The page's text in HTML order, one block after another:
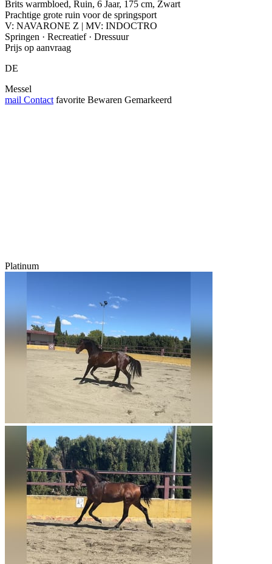
Brits warmbloed, Ruin, 6 Jaar, 175 cm, Zwart
Prachtige grote ruin voor de springsport
V: NAVARONE Z | MV: INDOCTRO
Springen · Recreatief · Dressuur
Prijs op aanvraag
DE
Messel
mail Contact favorite Bewaren Gemarkeerd
Platinum